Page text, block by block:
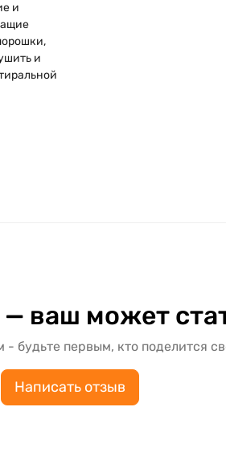
и
и
ваш может
будьте первым, кто поделится
Написать отзыв